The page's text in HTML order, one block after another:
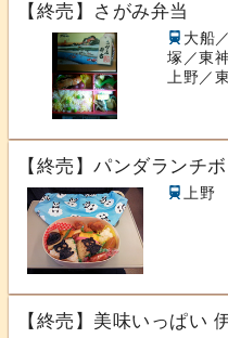
【終売】さがみ弁当
大船
塚／東
上野／
【終売】パンダランチ
上野
【終売】美味いっぱい